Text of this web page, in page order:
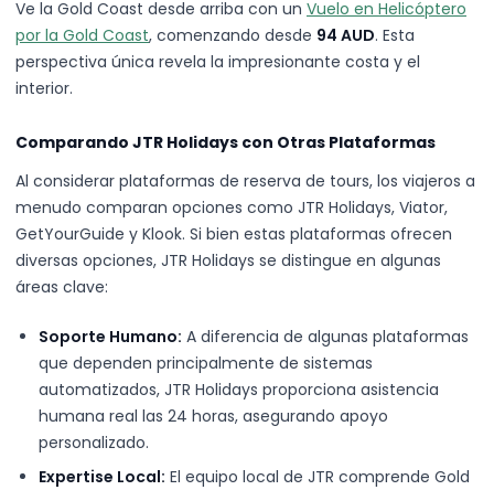
Ve la Gold Coast desde arriba con un Vuelo en Helicóptero
por la Gold Coast, comenzando desde 94 AUD. Esta
perspectiva única revela la impresionante costa y el
interior.
Comparando JTR Holidays con Otras Plataformas
Al considerar plataformas de reserva de tours, los viajeros a
menudo comparan opciones como JTR Holidays, Viator,
GetYourGuide y Klook. Si bien estas plataformas ofrecen
diversas opciones, JTR Holidays se distingue en algunas
áreas clave:
Soporte Humano: A diferencia de algunas plataformas
que dependen principalmente de sistemas
automatizados, JTR Holidays proporciona asistencia
humana real las 24 horas, asegurando apoyo
personalizado.
Expertise Local: El equipo local de JTR comprende Gold